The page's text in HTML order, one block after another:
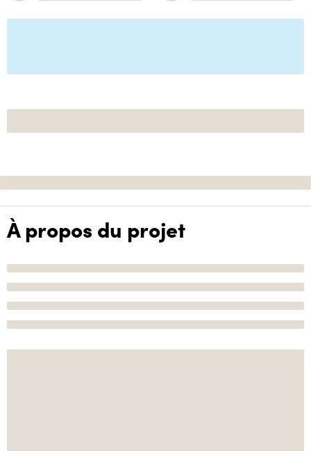
À propos du projet